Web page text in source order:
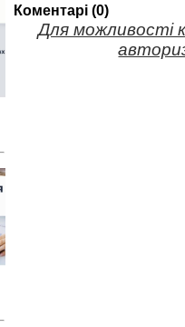
Коментарі (0)
Для можливості